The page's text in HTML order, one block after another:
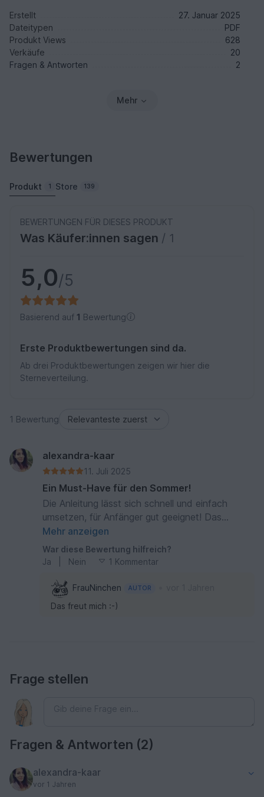
Erstellt
27. Januar 2025
Dateitypen
PDF
Produkt Views
628
Verkäufe
20
Fragen & Antworten
2
Mehr
Bewertungen
Produkt 1 Store 139
BEWERTUNGEN FÜR DIESES PRODUKT
Was Käufer:innen sagen / 1
5,0/5
Basierend auf 1 Bewertung
Erste Produktbewertungen sind da.
Ab drei Produktbewertungen zeigen wir hier die
Sterneverteilung.
1 Bewertung
alexandra-kaar
11. Juli 2025
Ein Must-Have für den Sommer!
Die Anleitung lässt sich schnell und einfach
umsetzen, für Anfänger gut geeignet! Das
Ergebnis ist fantastisch - man sieht gar nicht,
dass es kein Rock ist! Ich habe aus diesem
Schnittmuster schon 2 Hosenröcke mit
Jumpsuit - hierzu wurde ein einfaches Trägertop
gedehnt an den Bund des Rockes angenäht!
Mehr anzeigen
War diese Bewertung hilfreich?
Ja
Nein 1 Kommentar
FrauNinchen AUTOR
Das freut mich :-)
Frage stellen
Fragen & Antworten (2)
alexandra-kaar
vor 1 Jahren